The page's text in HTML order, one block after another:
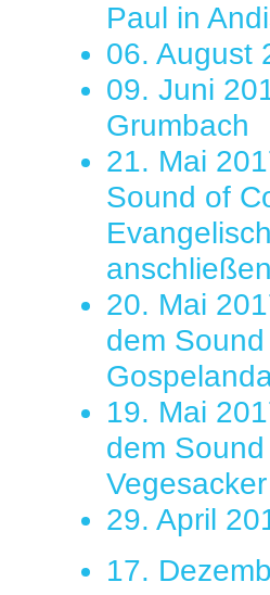
Paul in
06. August
09. Juni
Grumbach
21. Mai
Sound of
20. Mai
dem
19. Mai
dem
29. April
17.